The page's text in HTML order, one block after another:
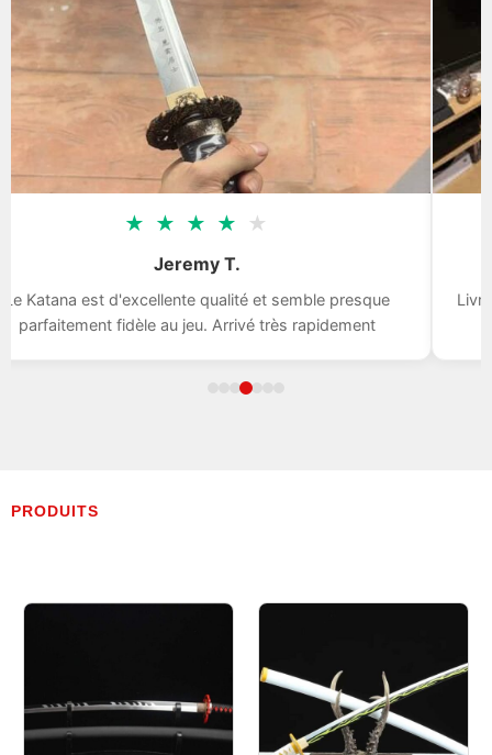
★ ★ ★ ★ ★
Jeremy T.
Le Katana est d'excellente qualité et semble presque
parfaitement fidèle au jeu. Arrivé très rapidement
PRODUITS